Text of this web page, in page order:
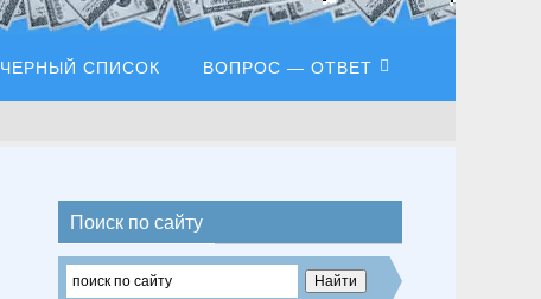
ЧЕРНЫЙ СПИСОК ВОПРОС — ОТВЕТ
Поиск по сайту